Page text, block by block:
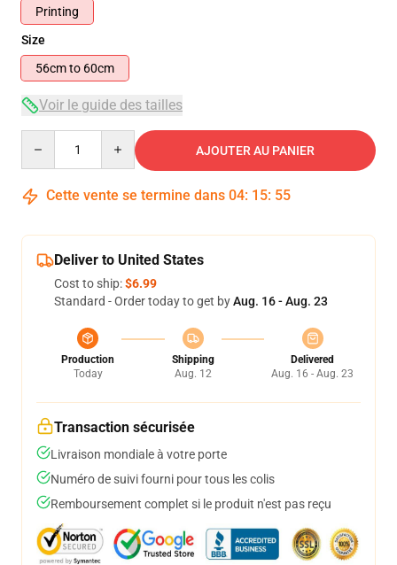
Printing
Size
56cm to 60cm
Voir le guide des tailles
AJOUTER AU PANIER
Cette vente se termine dans 04: 15: 54
Deliver to United States
Cost to ship:$6.99
Standard - Order today to get byAug. 16 - Aug. 23
Production
Today
Shipping
Aug. 12
Delivered
Aug. 16 - Aug. 23
Transaction sécurisée
Livraison mondiale à votre porte
Numéro de suivi fourni pour tous les colis
Remboursement complet si le produit n'est pas reçu